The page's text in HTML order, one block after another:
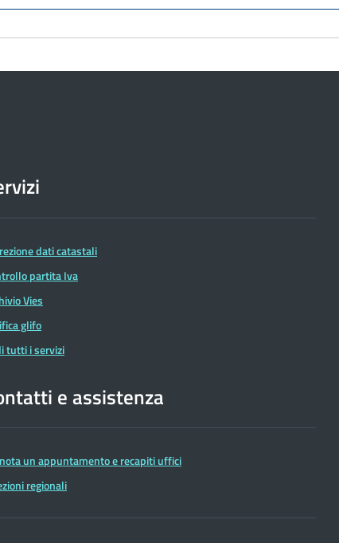
dati catastali
partita Iva
Vies
glifo
tutti i servizi
e assistenza
un appuntamento e recapiti uffici
regionali